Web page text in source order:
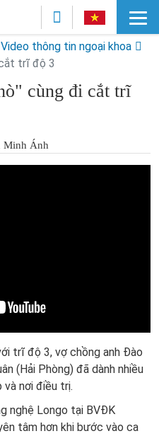
Video thông tin ngoại khoa
trĩ độ 3
cùng đi cắt trĩ
Minh Ánh
trĩ độ 3, vợ chồng anh Đào
(Hải Phòng) đã dành nhiều
và nơi điều trị.
nghệ Longo tại BVĐK
tâm hơn khi bước vào ca